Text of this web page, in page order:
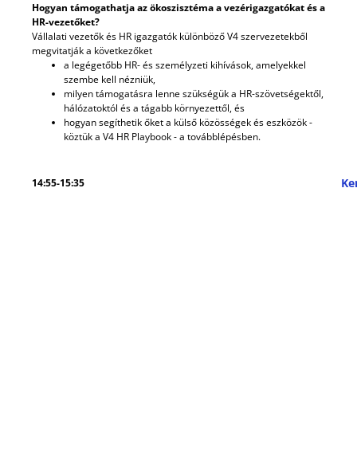
Hogyan támogathatja az ökoszisztéma a vezérigazgatókat és a
HR-vezetőket?
Vállalati vezetők és HR igazgatók különböző V4 szervezetekből
megvitatják a következőket
a legégetőbb HR- és személyzeti kihívások, amelyekkel
szembe kell nézniük,
milyen támogatásra lenne szükségük a HR-szövetségektől,
hálózatoktól és a tágabb környezettől, és
hogyan segíthetik őket a külső közösségek és eszközök -
köztük a V4 HR Playbook - a továbblépésben.
14:55-15:35